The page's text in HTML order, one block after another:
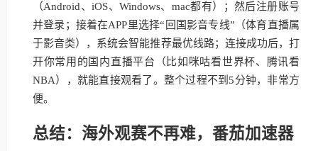
（Android、iOS、Windows、mac都有）；然后注册账号
并登录；接着在APP里选择“回国影音专线”（体育直播属
于影音类），系统会智能推荐最优线路；连接成功后，打
开你常用的国内直播平台（比如咪咕看世界杯、腾讯看
NBA），就能直接观看了。整个过程不到5分钟，非常方
便。
总结：海外观赛不再难，番茄加速器